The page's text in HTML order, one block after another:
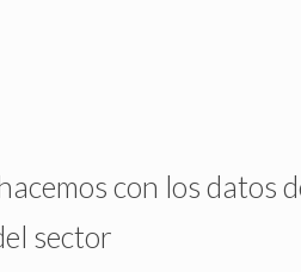
con los datos
sector